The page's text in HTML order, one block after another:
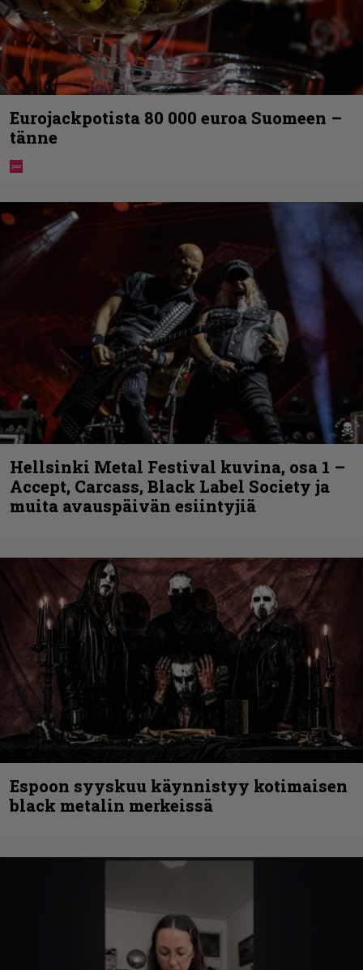
Eurojackpotista 80 000 euroa Suomeen –
tänne
Hellsinki Metal Festival kuvina, osa 1 –
Accept, Carcass, Black Label Society ja
muita avauspäivän esiintyjiä
Espoon syyskuu käynnistyy kotimaisen
black metalin merkeissä